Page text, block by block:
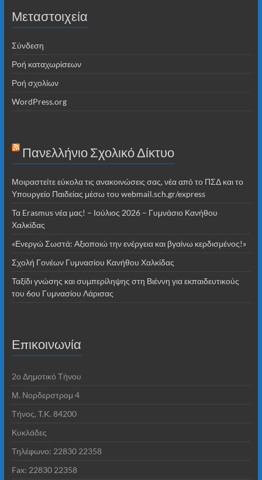
Μεταστοιχεία
Σύνδεση
Ροή καταχωρίσεων
Ροή σχολίων
WordPress.org
Πανελλήνιο Σχολικό Δίκτυο
Μοιραστείτε εύκολα τις ανακοινώσεις σας, νέα από το ΠΣΔ και το
Υπουργείο Παιδείας μέσω του webmail.sch.gr/express
Τα Erasmus νέα μας! – Ιούλιος 2026 – Γυμνάσιο Κανήθου
Χαλκίδας
«Ενεργώ Σωστά: Αξιοποιώ την ενέργεια και βγαίνω κερδισμένος!»
Σχολή Γονέων Γυμνασίου Κανήθου Χαλκίδας
Ταξίδι γνώσης και συμπερίληψης στη Βιέννη για εκπαιδευτικούς
του 6ου Γυμνασίου Λάρισας
Επικοινωνία
2o Δημοτικό Τήνου
Μ. Νορδερστρομ 4
Τήνος, T.K. 84200
Κυκλάδες
Τηλέφωνο: 22830 22358
Fax: 22830 22358